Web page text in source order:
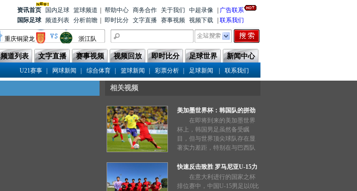
资讯首页 国内足球 篮球频道
国际足球 频道列表 分析前瞻
帮助中心 商务合作 关于我们 中超录像
广告联系
即时比分 文字直播 赛事视频 视频下载 联系我们
上海申花
天津津门虎
重庆铜梁龙
浙江队
青岛西海岸
成都蓉城
武汉三镇
深圳新鹏城
频道列表 文字直播 赛事视频 视频回放 即时比分 足球世界 新闻中心
U21赛事 | 网球新闻 | 综合体育 | 篮球新闻 | 彩票分析 | 足球新闻 | 联系我们
相关视频
美加墨世界杯：韩国队的拼劲
能否奏效？
在即将到来的美加墨世界
杯上，韩国男足虽然备受瞩
目，但与世界顶尖球队存在显
著实力差距，特别在与巴西队
预期。...
快速反击致胜 罗马尼亚U-15力
压中国队
在意大利进行的国家之杯
排位赛中，中国U-15男足以0比